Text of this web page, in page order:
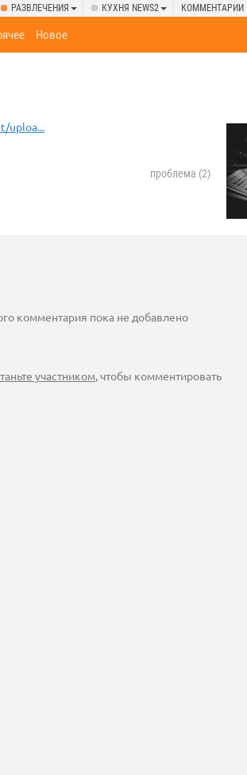
РАЗВЛЕЧЕНИЯ КУХНЯ NEWS2 КОММЕНТАРИИ
Новое
uploa...
проблема (2)
комментария пока не добавлено
участником, чтобы комментировать